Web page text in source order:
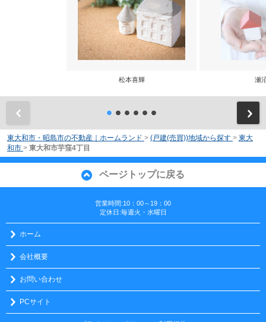
松本喜輝 瀬
東大和市・昭島市の不動産｜ホームランド > (戸建(売買))地域から探す > 東大
和市 > 東大和市芋窪4丁目
ページトップに戻る
営業時間:10：00～19：00
定休日:毎週火・水曜日
ホーム
会社概要
お問い合わせ
PCサイト